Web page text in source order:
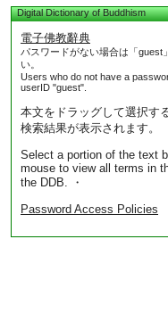
Digital Dictionary of Buddhism
電子佛教辭典
パスワードがない場合は「guest
い。
Users who do not have a
userID "guest".
本文をドラッグして選択す
検索結果が表示されます。
Select a portion of the text
mouse to view all terms in
the DDB. ・
Password Access Policies